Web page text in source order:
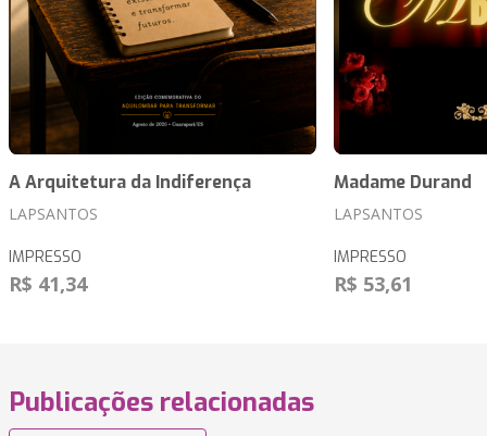
A Arquitetura da Indiferença
LAPSANTOS
IMPRESSO
R$ 41,34
Madame Durand
LAPSANTOS
IMPRESSO
R$ 53,61
Publicações relacionadas